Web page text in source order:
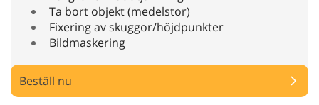
Ta bort objekt (medelstor)
Fixering av skuggor/höjdpunkter
Bildmaskering
Beställ nu